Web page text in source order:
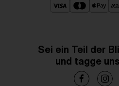
Sei ein Teil der
und tagge